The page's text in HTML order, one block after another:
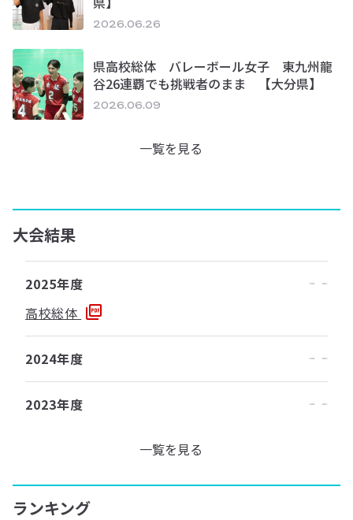
2026.06.26
県高校総体 バレーボール女子 東九州龍
谷26連覇でも挑戦者のまま 【大分県】
2026.06.09
一覧を見る
大会結果
2025年度
高校総体
2024年度
2023年度
一覧を見る
ランキング